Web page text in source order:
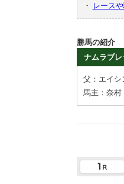
・
レース
勝馬の紹介
ナムラブレ
父：エイシ
馬主：奈村